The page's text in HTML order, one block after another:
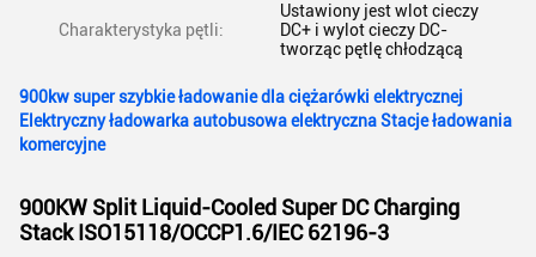
Charakterystyka pętli:
Ustawiony jest wlot cieczy
DC+ i wylot cieczy DC-
tworząc pętlę chłodzącą
900kw super szybkie ładowanie dla ciężarówki elektrycznej
Elektryczny ładowarka autobusowa elektryczna Stacje ładowania
komercyjne
900KW Split Liquid-Cooled Super DC Charging
Stack ISO15118/OCCP1.6/IEC 62196-3